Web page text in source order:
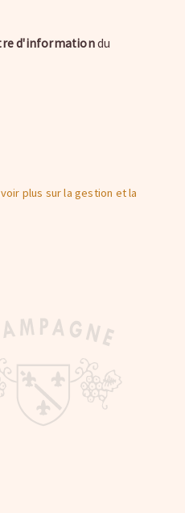
d'informationdu
plus sur la gestion et la